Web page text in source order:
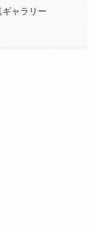
ャラリー